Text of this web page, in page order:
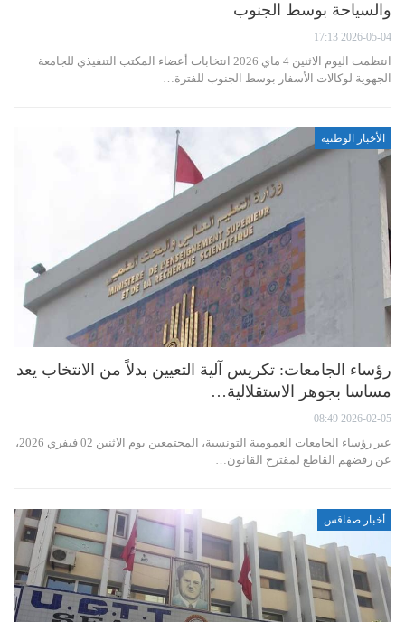
والسياحة بوسط الجنوب
2026-05-04 17:13
انتظمت اليوم الاثنين 4 ماي 2026 انتخابات أعضاء المكتب التنفيذي للجامعة
الجهوية لوكالات الأسفار بوسط الجنوب للفترة…
الأخبار الوطنية
رؤساء الجامعات: تكريس آلية التعيين بدلاً من الانتخاب يعد
مساسا بجوهر الاستقلالية…
2026-02-05 08:49
عبر رؤساء الجامعات العمومية التونسية، المجتمعين يوم الاثنين 02 فيفري 2026،
عن رفضهم القاطع لمقترح القانون…
أخبار صفاقس